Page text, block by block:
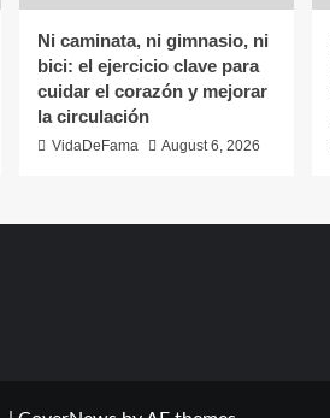
Ni caminata, ni gimnasio, ni
bici: el ejercicio clave para
cuidar el corazón y mejorar
la circulación
VidaDeFama August 6, 2026